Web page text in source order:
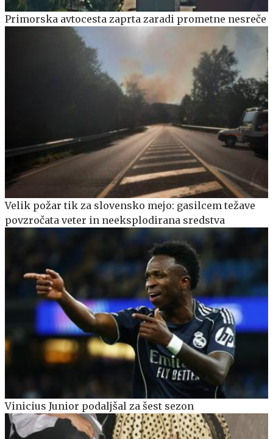
Primorska avtocesta zaprta zaradi prometne nesreče
Velik požar tik za slovensko mejo: gasilcem težave
povzročata veter in neeksplodirana sredstva
Vinicius Junior podaljšal za šest sezon